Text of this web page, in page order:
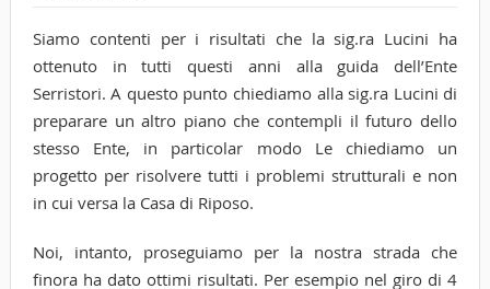
Siamo contenti per i risultati che la sig.ra Lucini ha
ottenuto in tutti questi anni alla guida dell’Ente
Serristori. A questo punto chiediamo alla sig.ra Lucini di
preparare un altro piano che contempli il futuro dello
stesso Ente, in particolar modo Le chiediamo un
progetto per risolvere tutti i problemi strutturali e non
in cui versa la Casa di Riposo.
Noi, intanto, proseguiamo per la nostra strada che
finora ha dato ottimi risultati. Per esempio nel giro di 4